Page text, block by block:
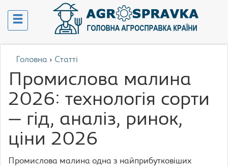
Головна › Статті
Промислова малина
2026: технологія сорти
— гід, аналіз, ринок,
ціни 2026
Промислова малина одна з найприбутковіших